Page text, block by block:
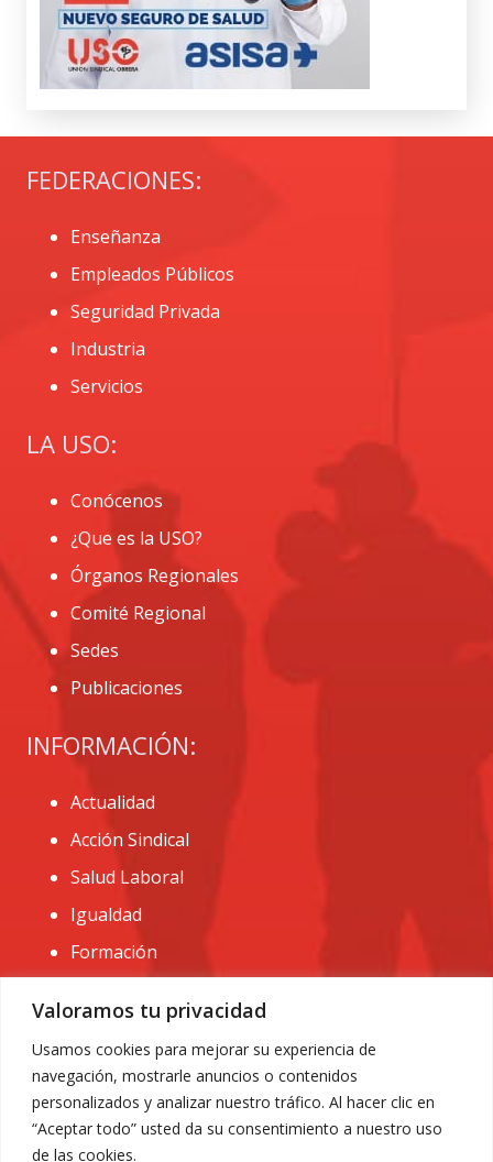
Valoramos tu privacidad
Usamos cookies para mejorar su experiencia de
navegación, mostrarle anuncios o contenidos
personalizados y analizar nuestro tráfico. Al hacer clic en
“Aceptar todo” usted da su consentimiento a nuestro uso
de las cookies.
FEDERACIONES:
Enseñanza
Empleados Públicos
Seguridad Privada
Industria
Servicios
LA USO:
Conócenos
¿Que es la USO?
Órganos Regionales
Comité Regional
Sedes
Publicaciones
INFORMACIÓN:
Actualidad
Acción Sindical
Salud Laboral
Igualdad
Formación
CONTACTO:
administracion@usomurcia.org
968 25 01 20
C/ Huerto de las bombas nº6. 30009 Murcia